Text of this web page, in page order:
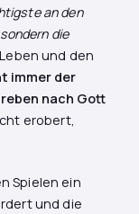
an den
die
und den
immer der
nach Gott
erobert,
Spielen ein
und die